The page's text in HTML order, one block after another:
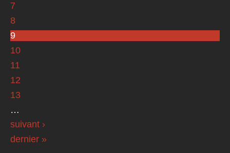
7
8
9
10
11
12
13
…
suivant ›
dernier »